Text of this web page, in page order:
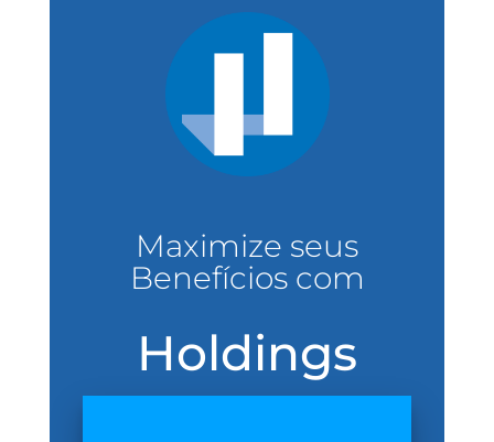
Maximize seus
Benefícios com
Holdings